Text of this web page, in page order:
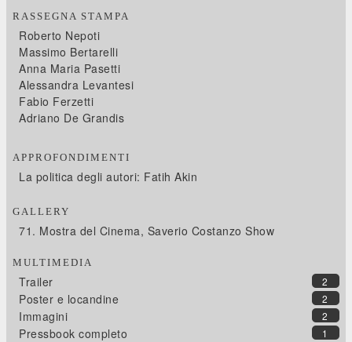
RASSEGNA STAMPA
Roberto Nepoti
Massimo Bertarelli
Anna Maria Pasetti
Alessandra Levantesi
Fabio Ferzetti
Adriano De Grandis
APPROFONDIMENTI
La politica degli autori: Fatih Akin
GALLERY
71. Mostra del Cinema, Saverio Costanzo Show
MULTIMEDIA
2
Trailer
2
Poster e locandine
2
Immagini
1
Pressbook completo